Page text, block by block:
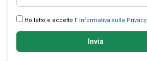
Ho letto e accetto l’ Informativa sulla Privacy
Invia